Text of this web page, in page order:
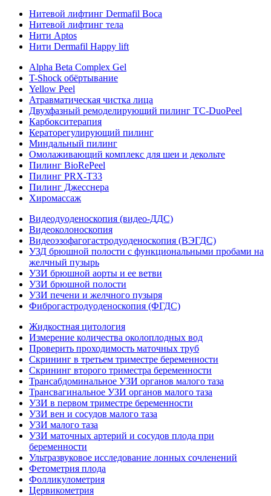
Нитевой лифтинг Dermafil Boca
Нитевой лифтинг тела
Нити Aptos
Нити Dermafil Happy lift
Alpha Beta Complex Gel
T-Shock обёртывание
Yellow Peel
Атравматическая чистка лица
Двухфазный ремоделирующий пилинг TC-DuoPeel
Карбокситерапия
Кераторегулирующий пилинг
Миндальный пилинг
Омолаживающий комплекс для шеи и декольте
Пилинг BioRePeel
Пилинг PRX-T33
Пилинг Джесснера
Хиромассаж
Видеодуоденоскопия (видео-ДДС)
Видеоколоноскопия
Видеоэзофагогастродуоденоскопия (ВЭГДС)
УЗД брюшной полости с функциональными пробами на
желчный пузырь
УЗИ брюшной аорты и ее ветви
УЗИ брюшной полости
УЗИ печени и желчного пузыря
Фиброгастродуоденоскопия (ФГДС)
Жидкостная цитология
Измерение количества околоплодных вод
Проверить проходимость маточных труб
Скрининг в третьем триместре беременности
Скрининг второго триместра беременности
Трансабдоминальное УЗИ органов малого таза
Трансвагинальное УЗИ органов малого таза
УЗИ в первом триместре беременности
УЗИ вен и сосудов малого таза
УЗИ малого таза
УЗИ маточных артерий и сосудов плода при
беременности
Ультразвуковое исследование лонных сочленений
Фетометрия плода
Фолликулометрия
Цервикометрия